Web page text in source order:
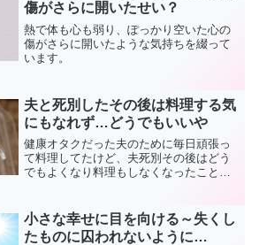
傷がさらに開いたせい？
熱で体も心も弱り、ぽっかり空いた心の
傷がさらに開いたような気持ちを綴って
います。
夫と死別したその後は料理する気
にもなれず…どうでもいいや
健康オタクだった夫のために毎日頑張っ
て料理してたけど、夫死別その後はどう
でもよくなり料理もしなくなったことな
小さな幸せに目を向ける～失くし
たものに囚われないように…